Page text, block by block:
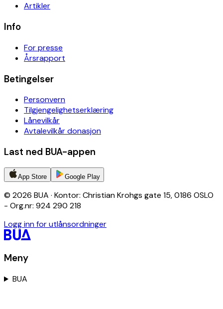
Artikler
Info
For presse
Årsrapport
Betingelser
Personvern
Tilgjengelighetserklæring
Lånevilkår
Avtalevilkår donasjon
Last ned BUA-appen
App Store Google Play
© 2026 BUA · Kontor: Christian Krohgs gate 15, 0186 OSLO
- Org.nr: 924 290 218
Logg inn for utlånsordninger
Meny
BUA